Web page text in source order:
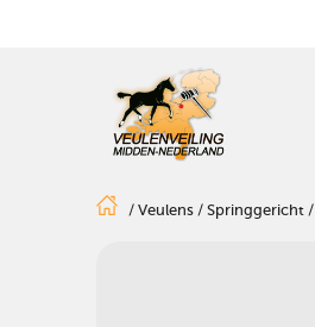
/ Veulens/ Springgericht/